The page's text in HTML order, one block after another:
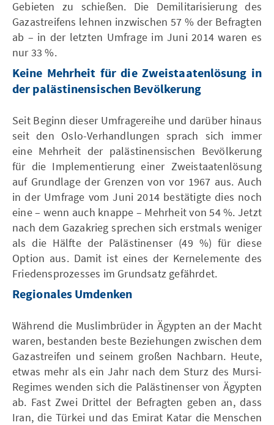
Gebieten zu schießen. Die Demilitarisierung des
Gazastreifens lehnen inzwischen 57 % der Befragten
ab – in der letzten Umfrage im Juni 2014 waren es
nur 33 %.
Keine Mehrheit für die Zweistaatenlösung in
der palästinensischen Bevölkerung
Seit Beginn dieser Umfragereihe und darüber hinaus
seit den Oslo-Verhandlungen sprach sich immer
eine Mehrheit der palästinensischen Bevölkerung
für die Implementierung einer Zweistaatenlösung
auf Grundlage der Grenzen von vor 1967 aus. Auch
in der Umfrage vom Juni 2014 bestätigte dies noch
eine – wenn auch knappe – Mehrheit von 54 %. Jetzt
nach dem Gazakrieg sprechen sich erstmals weniger
als die Hälfte der Palästinenser (49 %) für diese
Option aus. Damit ist eines der Kernelemente des
Friedensprozesses im Grundsatz gefährdet.
Regionales Umdenken
Während die Muslimbrüder in Ägypten an der Macht
waren, bestanden beste Beziehungen zwischen dem
Gazastreifen und seinem großen Nachbarn. Heute,
etwas mehr als ein Jahr nach dem Sturz des Mursi-
Regimes wenden sich die Palästinenser von Ägypten
ab. Fast Zwei Drittel der Befragten geben an, dass
Iran, die Türkei und das Emirat Katar die Menschen